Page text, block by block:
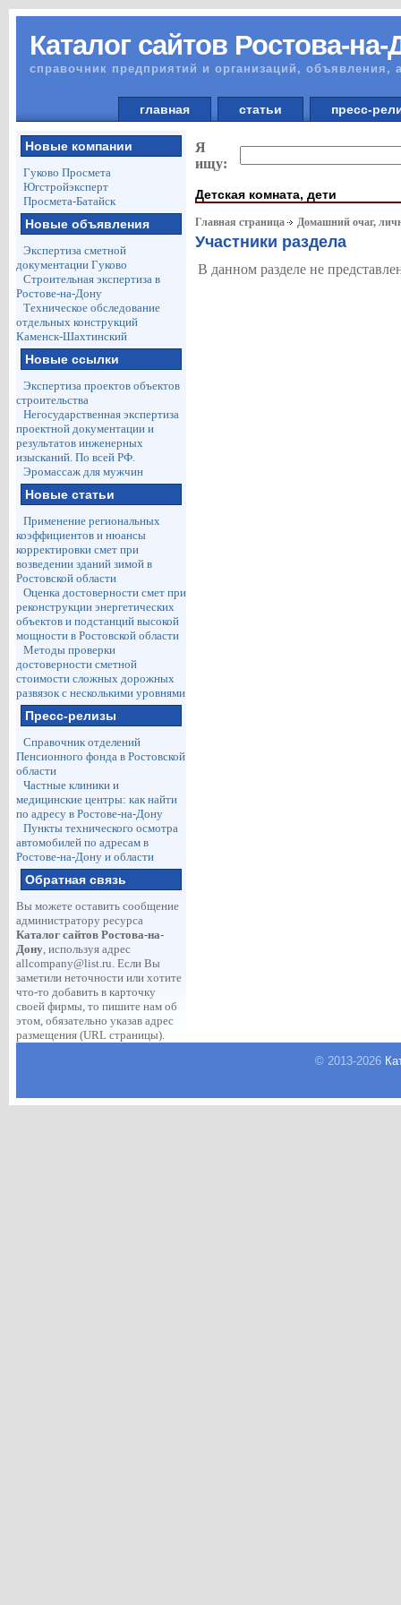
Каталог сайтов Ростова-на-
справочник предприятий и организаций, объявления,
главная статьи пресс-
Новые компании
Гуково Просмета
Югстройэксперт
Просмета-Батайск
Новые объявления
Экспертиза сметной
документации Гуково
Строительная экспертиза в
Ростове-на-Дону
Техническое обследование
отдельных конструкций
Каменск-Шахтинский
Новые ссылки
Экспертиза проектов объектов
строительства
Негосударственная экспертиза
проектной документации и
результатов инженерных
изысканий. По всей РФ.
Эромассаж для мужчин
Новые статьи
Применение региональных
коэффициентов и нюансы
корректировки смет при
возведении зданий зимой в
Ростовской области
Оценка достоверности смет при
реконструкции энергетических
объектов и подстанций высокой
мощности в Ростовской области
Методы проверки
достоверности сметной
стоимости сложных дорожных
развязок с несколькими уровнями
Пресс-релизы
Справочник отделений
Пенсионного фонда в Ростовской
области
Частные клиники и
медицинские центры: как найти
по адресу в Ростове-на-Дону
Пункты технического осмотра
автомобилей по адресам в
Ростове-на-Дону и области
Обратная связь
Вы можете оставить сообщение
администратору ресурса
Каталог сайтов Ростова-на-
Дону, используя адрес
allcompany@list.ru. Если Вы
заметили неточности или хотите
что-то добавить в карточку
своей фирмы, то пишите нам об
этом, обязательно указав адрес
размещения (URL страницы).
Я
ищу:
Детская комната, дети
Главная страница Домашний очаг,
Участники раздела
В данном разделе не
© 2013-2026